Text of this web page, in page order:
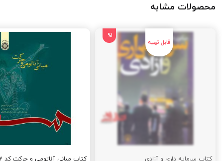
محصولات مشابه
کتاب سرمایه داری و آزادی کتاب مبانی آناتومی و حرکت کد ۵۹۲